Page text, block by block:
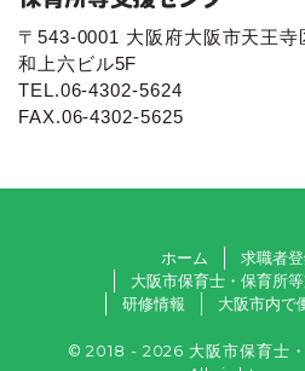
〒543-0001 大阪府大阪市天王
和上六ビル5F
TEL.06-4302-5624
FAX.06-4302-5625
ホーム 求職者
大阪市保育士・保育所
研修情報
大阪市内で
© 2018 - 2026 大阪市保育士